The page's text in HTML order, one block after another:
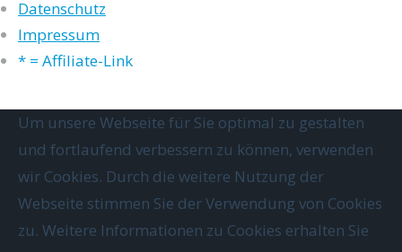
Datenschutz
Impressum
* = Affiliate-Link
Um unsere Webseite für Sie optimal zu gestalten
und fortlaufend verbessern zu können, verwenden
wir Cookies. Durch die weitere Nutzung der
Webseite stimmen Sie der Verwendung von Cookies
zu. Weitere Informationen zu Cookies erhalten Sie